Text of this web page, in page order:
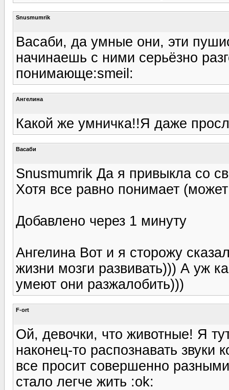
Snusmumrik
Васаби, да умные они, эти
начинаешь с ними серьёзно
понимающе:smeil:
Ангелина
Какой же умничка!!Я даже
Васаби
Snusmumrik Да я привыкла со
Хотя все равно понимает
Добавлено через 1 минуту
Ангелина Вот и я сторожу
жизни мозги развивать))) А уж
умеют они разжалобить)))
F-ort
Ой, девочки, что животные! Я
наконец-то распознавать звуки
все просит совершенно
стало легче жить :ok: